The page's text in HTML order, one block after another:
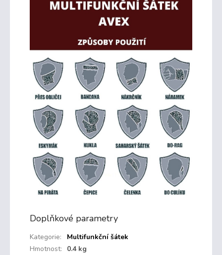
Doplňkové parametry
Kategorie:
Multifunkční šátek
Hmotnost:
0.4 kg